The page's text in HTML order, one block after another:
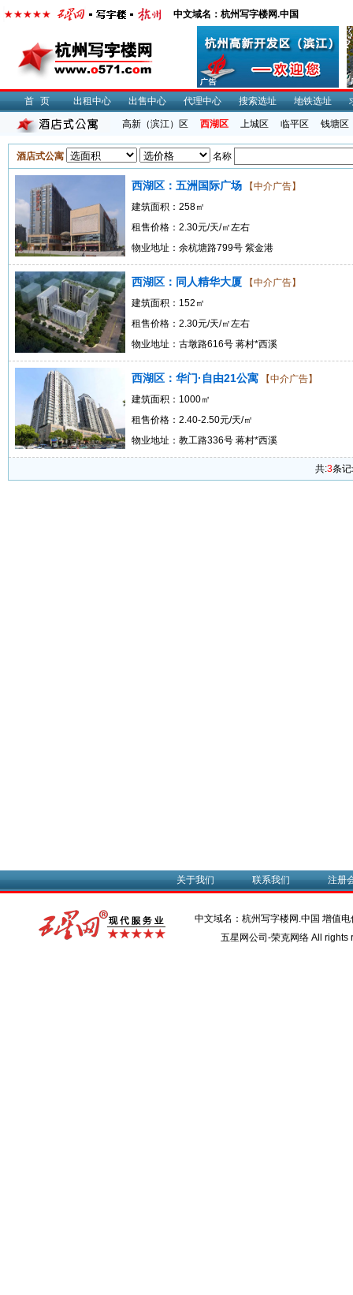
中文域名：杭州写字楼网.中国
首页 出租中心 出售中心 代理中心 搜索选址 地铁选址
高新（滨江）区 西湖区 上城区 临平区 钱塘区
酒店式公寓 名称
西湖区：五洲国际广场
【中介广告】
建筑面积：258㎡
租售价格：2.30元/天/㎡左右
物业地址：余杭塘路799号 紫金港
西湖区：同人精华大厦
【中介广告】
建筑面积：152㎡
租售价格：2.30元/天/㎡左右
物业地址：古墩路616号 蒋村*西溪
西湖区：华门·自由21公寓
【中介广告】
建筑面积：1000㎡
租售价格：2.40-2.50元/天/㎡
物业地址：教工路336号 蒋村*西溪
共:3条
关于我们 联系我们 注册
中文域名：杭州写字楼网.中国 增值
五星网公司-荣克网络 All